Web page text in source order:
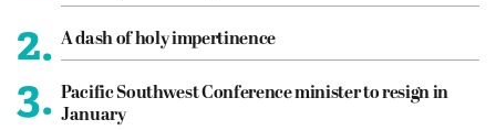
2. A dash of holy impertinence
3. Pacific Southwest Conference minister to resign in
January